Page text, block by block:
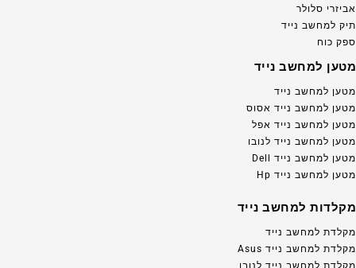
אביזרי סלולר
תיק למחשב נייד
ספק כוח
מטען למחשב נייד
מטען למחשב נייד
מטען למחשב נייד אסוס
מטען למחשב נייד אפל
מטען למחשב נייד לנובו
מטען למחשב נייד Dell
מטען למחשב נייד Hp
מקלדות למחשב נייד
מקלדת למחשב נייד
מקלדת למחשב נייד Asus
מקלדת למחשב נייד לנובו